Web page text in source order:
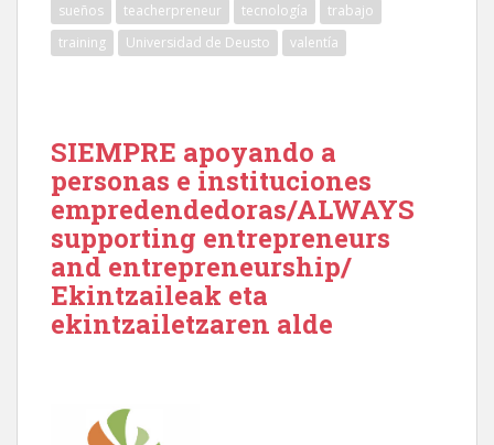
sueños
teacherpreneur tecnología
trabajo
training
Universidad de Deusto valentía
SIEMPRE apoyando a
personas e instituciones
empredendedoras/ALWAYS
supporting entrepreneurs
and entrepreneurship/
Ekintzaileak eta
ekintzailetzaren alde